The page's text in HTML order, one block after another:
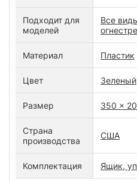
Подходит для
моделей
Все
Материал Пластик
Цвет Зеленый
Размер 350 x
Страна
производства
США
Комплектация Ящик,